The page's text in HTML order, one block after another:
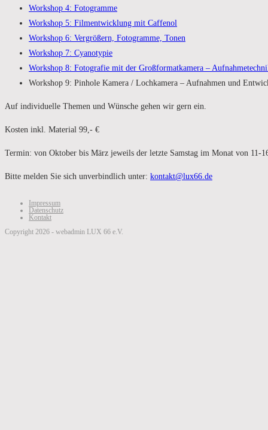
Workshop 4: Fotogramme
Workshop 5: Filmentwicklung mit Caffenol
Workshop 6: Vergrößern, Fotogramme, Tonen
Workshop 7: Cyanotypie
Workshop 8: Fotografie mit der Großformatkamera –
Workshop 9: Pinhole Kamera / Lochkamera – Aufnahmen und
Auf individuelle Themen und Wünsche gehen wir gern ein.
Kosten inkl. Material 99,- €
Termin: von Oktober bis März jeweils der letzte Samstag im Monat von 11-
Bitte melden Sie sich unverbindlich unter: kontakt@lux66.de
Impressum
Datenschutz
Kontakt
Copyright 2026 - webadmin LUX 66 e.V.